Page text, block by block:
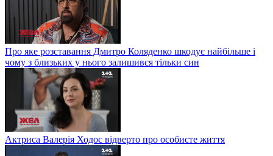
Про яке розставання Дмитро Коляденко шкодує найбільше і
чому з близьких у нього залишився тільки син
Актриса Валерія Ходос відверто про особисте життя